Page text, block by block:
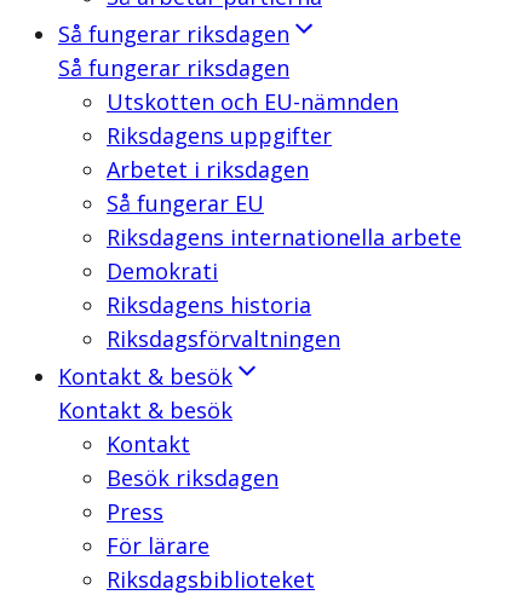
Så fungerar riksdagen
Så fungerar riksdagen
Utskotten och EU-nämnden
Riksdagens uppgifter
Arbetet i riksdagen
Så fungerar EU
Riksdagens internationella arbete
Demokrati
Riksdagens historia
Riksdagsförvaltningen
Kontakt & besök
Kontakt & besök
Kontakt
Besök riksdagen
Press
För lärare
Riksdagsbiblioteket